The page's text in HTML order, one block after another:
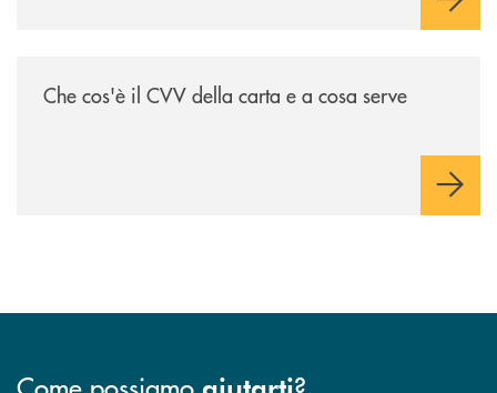
Che cos'è il CVV della carta e a cosa serve